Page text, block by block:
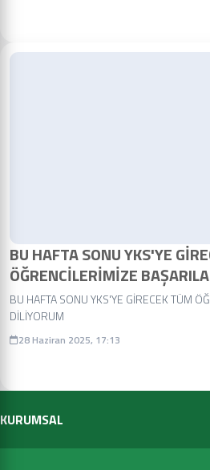
BU HAFTA SONU YKS'YE
ÖĞRENCİLERİMİZE
BU HAFTA SONU YKS'YE GİRECEK TÜM
DİLİYORUM
28 Haziran 2025, 17:13
KURUMSAL